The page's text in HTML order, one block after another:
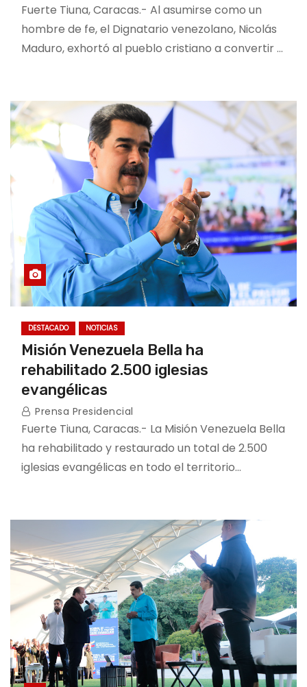
Fuerte Tiuna, Caracas.- Al asumirse como un
hombre de fe, el Dignatario venezolano, Nicolás
Maduro, exhortó al pueblo cristiano a convertir …
DESTACADO NOTICIAS
Misión Venezuela Bella ha
rehabilitado 2.500 iglesias
evangélicas
Prensa Presidencial
Fuerte Tiuna, Caracas.- La Misión Venezuela Bella
ha rehabilitado y restaurado un total de 2.500
iglesias evangélicas en todo el territorio…